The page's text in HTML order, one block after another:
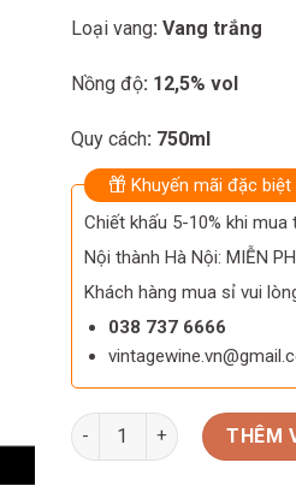
Loại vang: Vang trắng
Nồng độ: 12,5% vol
Quy cách: 750ml
Khuyến mãi đặc biệt
Chiết khấu 5-10% khi
Nội thành Hà Nội: MIỄN
Khách hàng mua sỉ vui
038 737 6666
Rượu vang Pháp THÊM